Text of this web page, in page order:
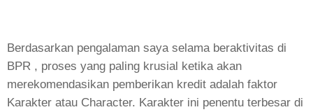
Berdasarkan pengalaman saya selama beraktivitas di
BPR , proses yang paling krusial ketika akan
merekomendasikan pemberikan kredit adalah faktor
Karakter atau Character. Karakter ini penentu terbesar di